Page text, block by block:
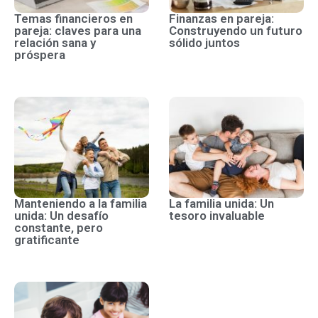
Temas financieros en
pareja: claves para una
relación sana y
próspera
Finanzas en pareja:
Construyendo un futuro
sólido juntos
Manteniendo a la familia
unida: Un desafío
constante, pero
gratificante
La familia unida: Un
tesoro invaluable